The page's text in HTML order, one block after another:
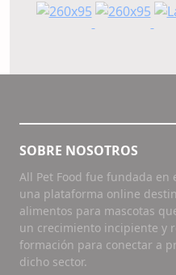
SOBRE NOSOTROS
All Pet Food fue fundada en
una plataforma online
alimentos para mascotas
un crecimiento incipiente y
formación para conectar a
dicho sector.